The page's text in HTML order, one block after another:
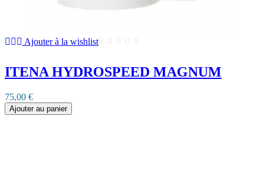
Ajouter à la wishlist
ITENA HYDROSPEED MAGNUM
75,00 €
Ajouter au panier